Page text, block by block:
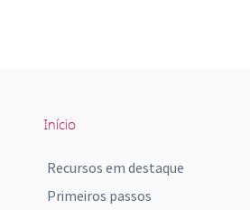
Início
Recursos em destaque
Primeiros passos